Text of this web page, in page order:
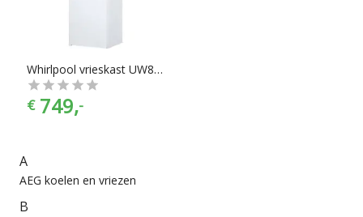
Whirlpool vrieskast UW8 F2Y WBI F 2
€ 749,-
A
AEG koelen en vriezen
B